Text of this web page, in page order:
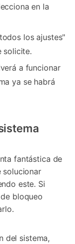
en la
los ajustes"
solicite.
a funcionar
ya se habrá
fantástica de
solucionar
este. Si
bloqueo
del sistema,